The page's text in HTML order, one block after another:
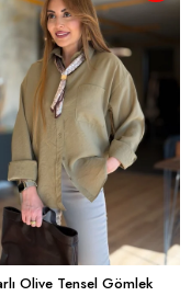
Olive Tensel Gömlek